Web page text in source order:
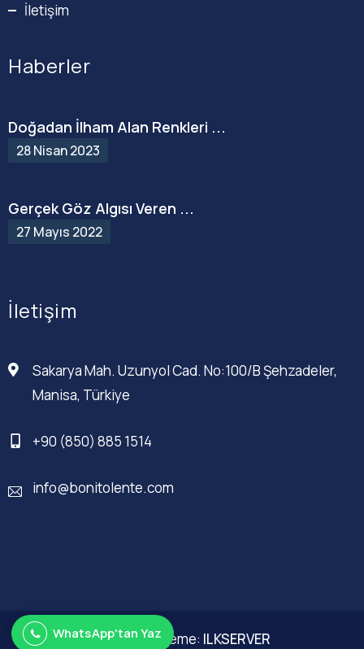
İletişim
Haberler
Doğadan İlham Alan Renkleri ...
28 Nisan 2023
Gerçek Göz Algısı Veren ...
27 Mayıs 2022
İletişim
Sakarya Mah. Uzunyol Cad. No:100/B Şehzadeler,
Manisa, Türkiye
+90 (850) 885 1514
info@bonitolente.com
Web Düzenleme: ILKSERVER
WhatsApp'tan Yaz